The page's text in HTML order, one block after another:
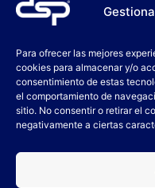
Para ofrecer las mejores
cookies para almacenar y/o
consentimiento de estas
el comportamiento de
sitio. No consentir o retirar el
negativamente a ciertas